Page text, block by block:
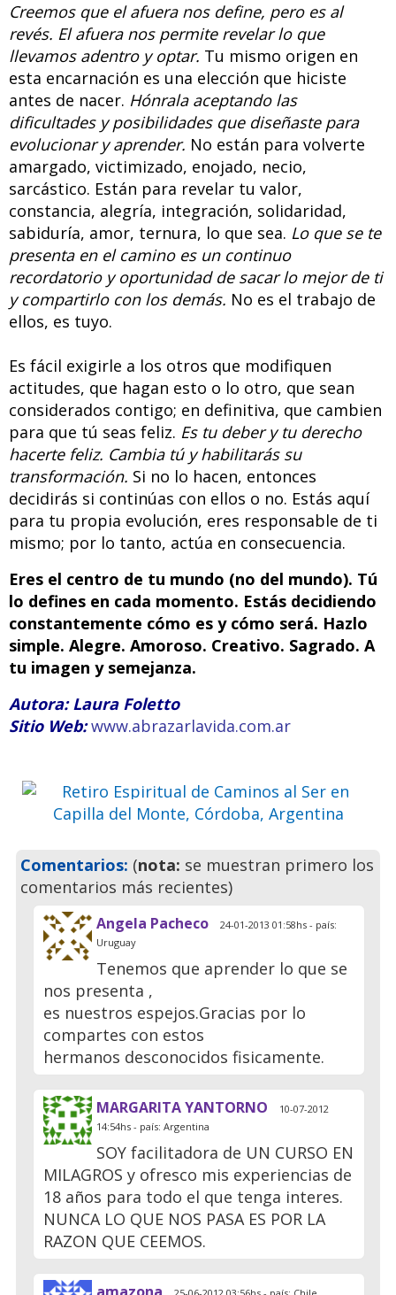
Creemos que el afuera nos define, pero es al
revés. El afuera nos permite revelar lo que
llevamos adentro y optar. Tu mismo origen en
esta encarnación es una elección que hiciste
antes de nacer. Hónrala aceptando las
dificultades y posibilidades que diseñaste para
evolucionar y aprender. No están para volverte
amargado, victimizado, enojado, necio,
sarcástico. Están para revelar tu valor,
constancia, alegría, integración, solidaridad,
sabiduría, amor, ternura, lo que sea. Lo que se te
presenta en el camino es un continuo
recordatorio y oportunidad de sacar lo mejor de ti
y compartirlo con los demás. No es el trabajo de
ellos, es tuyo.
Es fácil exigirle a los otros que modifiquen
actitudes, que hagan esto o lo otro, que sean
considerados contigo; en definitiva, que cambien
para que tú seas feliz. Es tu deber y tu derecho
hacerte feliz. Cambia tú y habilitarás su
transformación. Si no lo hacen, entonces
decidirás si continúas con ellos o no. Estás aquí
para tu propia evolución, eres responsable de ti
mismo; por lo tanto, actúa en consecuencia.
Eres el centro de tu mundo (no del mundo). Tú
lo defines en cada momento. Estás decidiendo
constantemente cómo es y cómo será. Hazlo
simple. Alegre. Amoroso. Creativo. Sagrado. A
tu imagen y semejanza.
Autora: Laura Foletto
Sitio Web:www.abrazarlavida.com.ar
Retiro Espiritual de Caminos al
Ser en Capilla del Monte,
Córdoba, Argentina
Previo
Comentarios: (nota: se muestran primero los
comentarios más recientes)
Angela Pacheco 24-01-2013 01:58hs - país:
Uruguay
Tenemos que aprender lo que se
nos presenta ,
es nuestros espejos.Gracias por lo
compartes con estos
hermanos desconocidos fisicamente.
MARGARITA YANTORNO 10-07-2012
14:54hs - país: Argentina
SOY facilitadora de UN CURSO EN
MILAGROS y ofresco mis experiencias de
18 años para todo el que tenga interes.
NUNCA LO QUE NOS PASA ES POR LA
RAZON QUE CEEMOS.